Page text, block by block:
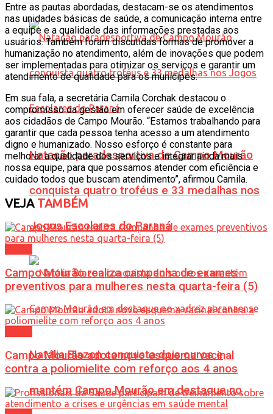
Natação paradesportiva de Campo Mourão
conquista quatro troféus e 33 medalhas nos
Jogos Escolares do Paraná
Natália Biazon conquista dois ouros e
mantém Campo Mourão em destaque no
Entre as pautas abordadas, destacam-se os atendimentos
nas unidades básicas de saúde, a comunicação interna entre
a equipe e a qualidade das informações prestadas aos
usuários. Também foram discutidas formas de promover a
humanização no atendimento, além de inovações que podem
ser implementadas para otimizar os serviços e garantir um
atendimento de qualidade para os munícipes.
Em sua fala, a secretária Camila Corchak destacou o
compromisso da gestão em oferecer saúde de excelência
aos cidadãos de Campo Mourão. “Estamos trabalhando para
garantir que cada pessoa tenha acesso a um atendimento
digno e humanizado. Nosso esforço é constante para
melhorar a qualidade dos serviços e integrar ainda mais
nossa equipe, para que possamos atender com eficiência e
cuidado todos que buscam atendimento”, afirmou Camila.
VEJATAMBÉM
Campo Mourão realiza campanha de exames
preventivos para mulheres nesta quarta-feira (5)
Campo Mourão adota novo esquema vacinal
contra a poliomielite com reforço aos 4 anos